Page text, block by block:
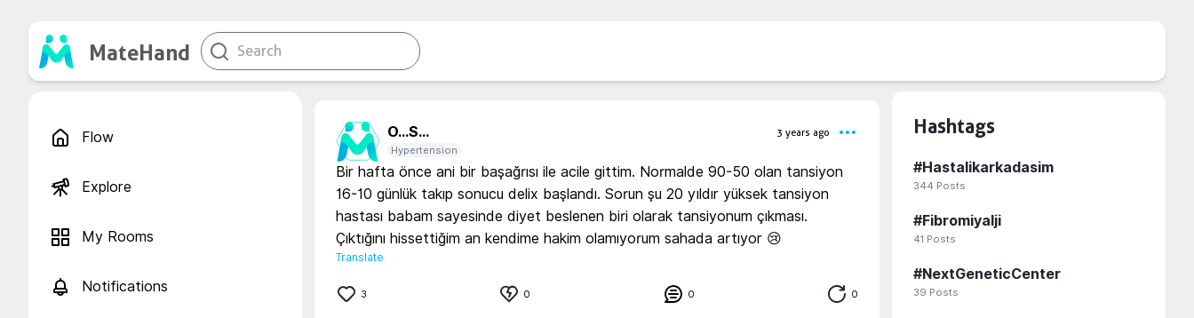
MateHand
Flow
Explore
My Rooms
Notifications
O...S...
3 years ago
Hypertension
Bir hafta önce ani bir başağrısı ile acile gittim. Normalde 90-50 olan tansiyon
16-10 günlük takıp sonucu delix başlandı. Sorun şu 20 yıldır yüksek tansiyon
hastası babam sayesinde diyet beslenen biri olarak tansiyonum çıkması.
Translate
3 0 0 0
Hashtags
#Hastalikarkadasim
344 Posts
#Fibromiyalji
41 Posts
#NextGeneticCenter
39 Posts